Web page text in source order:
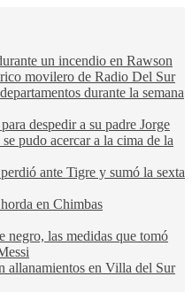
un incendio en Rawson
movilero de Radio Del Sur
durante la semana
despedir a su padre Jorge
pudo acercar a la cima de la
ante Tigre y sumó la sexta
en Chimbas
negro, las medidas que tomó
allanamientos en Villa del Sur